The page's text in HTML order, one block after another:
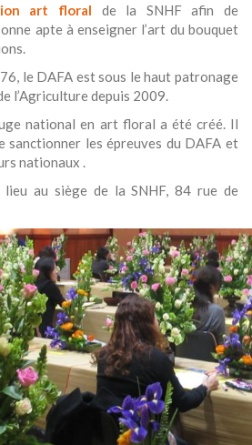
art floral de la SNHF afin de
apte à enseigner l’art du bouquet
le DAFA est sous le haut patronage
l’Agriculture depuis 2009.
national en art floral a été créé. Il
sanctionner les épreuves du DAFA et
nationaux .
lieu au siège de la SNHF, 84 rue de